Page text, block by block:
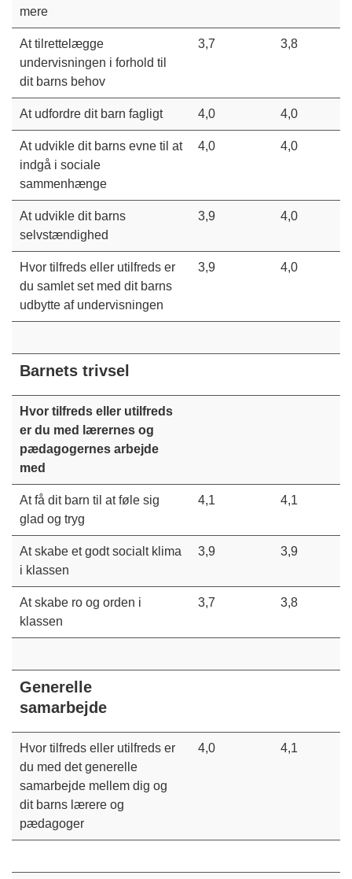
mere
At tilrettelægge
undervisningen i forhold til
dit barns behov
3,7 3,8
At udfordre dit barn fagligt 4,0 4,0
At udvikle dit barns evne til at
indgå i sociale
sammenhænge
4,0 4,0
At udvikle dit barns
selvstændighed
3,9 4,0
Hvor tilfreds eller utilfreds er
du samlet set med dit barns
udbytte af undervisningen
3,9 4,0
Barnets trivsel
Hvor tilfreds eller utilfreds
er du med lærernes og
pædagogernes arbejde
med
At få dit barn til at føle sig
glad og tryg
4,1 4,1
At skabe et godt socialt klima
i klassen
3,9 3,9
At skabe ro og orden i
klassen
3,7 3,8
Generelle
samarbejde
Hvor tilfreds eller utilfreds er
du med det generelle
samarbejde mellem dig og
dit barns lærere og
pædagoger
4,0 4,1